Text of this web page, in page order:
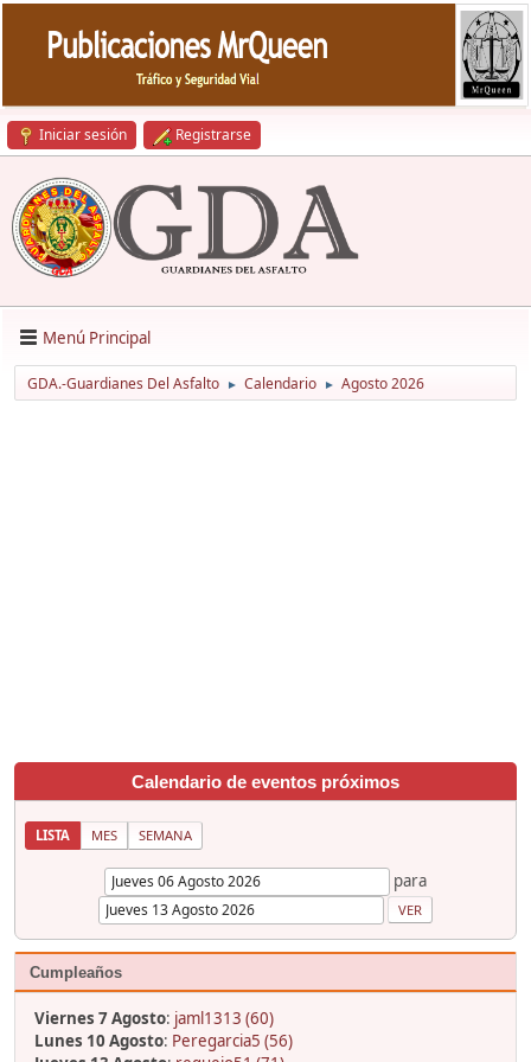
Iniciar sesión Registrarse
Menú Principal
GDA.-Guardianes Del Asfalto ► Calendario ► Agosto 2026
Calendario de eventos próximos
LISTA MES SEMANA
para
Cumpleaños
Viernes 7 Agosto: jaml1313 (60)
Lunes 10 Agosto: Peregarcia5 (56)